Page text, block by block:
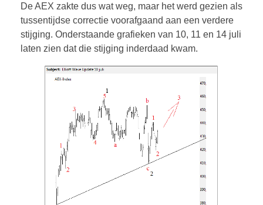
De AEX zakte dus wat weg, maar het werd gezien als
tussentijdse correctie voorafgaand aan een verdere
stijging. Onderstaande grafieken van 10, 11 en 14 juli
laten zien dat die stijging inderdaad kwam.